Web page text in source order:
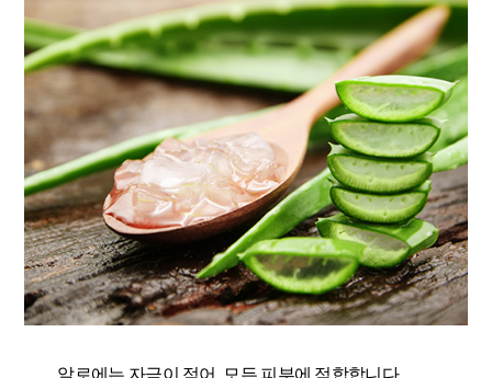
알로에는 자극이 적어, 모든 피부에 적합합니다.